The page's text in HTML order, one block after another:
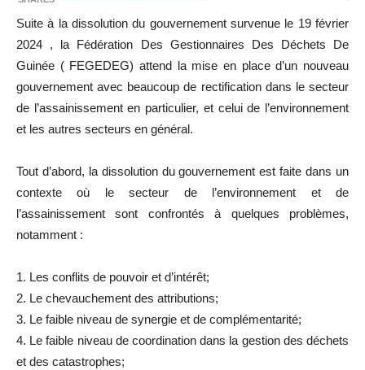
Suite à la dissolution du gouvernement survenue le 19 février
2024 , la Fédération Des Gestionnaires Des Déchets De
Guinée ( FEGEDEG) attend la mise en place d’un nouveau
gouvernement avec beaucoup de rectification dans le secteur
de l’assainissement en particulier, et celui de l’environnement
et les autres secteurs en général.
Tout d’abord, la dissolution du gouvernement est faite dans un
contexte où le secteur de l’environnement et de
l’assainissement sont confrontés à quelques problèmes,
notamment :
1. Les conflits de pouvoir et d’intérêt;
2. Le chevauchement des attributions;
3. Le faible niveau de synergie et de complémentarité;
4. Le faible niveau de coordination dans la gestion des déchets
et des catastrophes;